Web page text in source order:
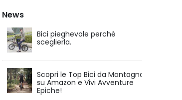
News
Bici pieghevole perchè
sceglierla.
Scopri le Top Bici da Montagna
su Amazon e Vivi Avventure
Epiche!